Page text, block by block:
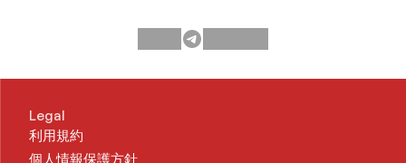
Legal
利用規約
個人情報保護方針